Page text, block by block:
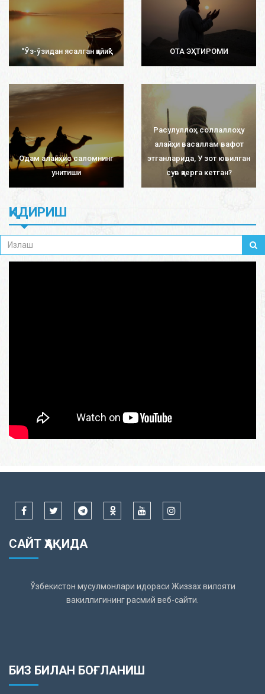
“Ўз-ўзидан ясалган қайиқ” ОТА ЭҲТИРОМИ
Одам алайҳис саломнинг
унитиши
Расулуллоҳ соллаллоҳу
алайҳи васаллам вафот
этганларида, У зот ювилган
сув қаерга кетган?
ҚИДИРИШ
САЙТ ҲАҚИДА
Ўзбекистон мусулмонлари идораси Жиззах вилояти
вакиллигининг расмий веб-сайти.
БИЗ БИЛАН БОҒЛАНИШ